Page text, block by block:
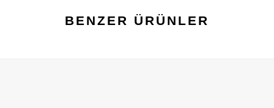
BENZER ÜRÜNLER